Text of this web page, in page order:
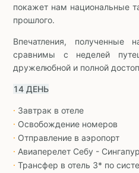
покажет нам национальные
прошлого.
Впечатления,
сравнимы с неделей
дружелюбной и полной
14 ДЕНЬ
∙ Завтрак в отеле
∙ Освобождение номеров
∙ Отправление в аэропорт
∙ Авиаперелет Себу - Сингапур
∙ Трансфер в отель 3* по